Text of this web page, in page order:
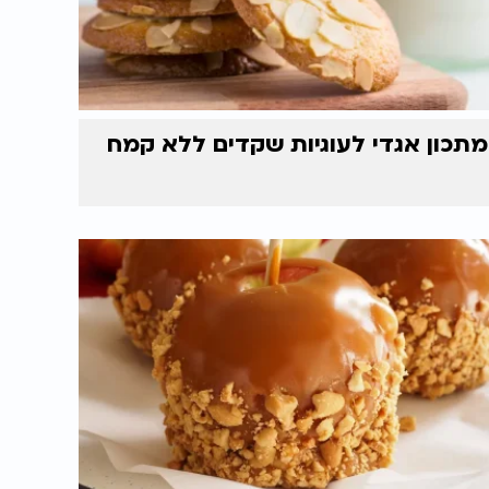
מתכון אגדי לעוגיות שקדים ללא קמח